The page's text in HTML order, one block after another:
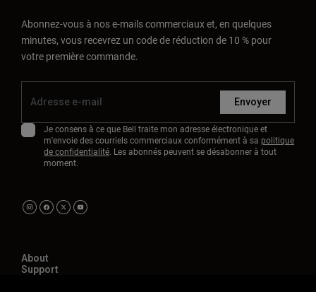
Abonnez-vous à nos e-mails commerciaux et, en quelques
minutes, vous recevrez un code de réduction de 10 % pour
votre première commande.
Envoyer
Je consens à ce que Bell traite mon adresse électronique et
m'envoie des courriels commerciaux conformément à sa politique
de confidentialité. Les abonnés peuvent se désabonner à tout
moment.
About
Support